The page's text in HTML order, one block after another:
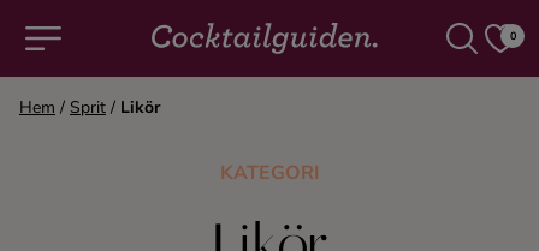
0
Alla cocktails & drinkar
Hem / Sprit / Likör
KATEGORI